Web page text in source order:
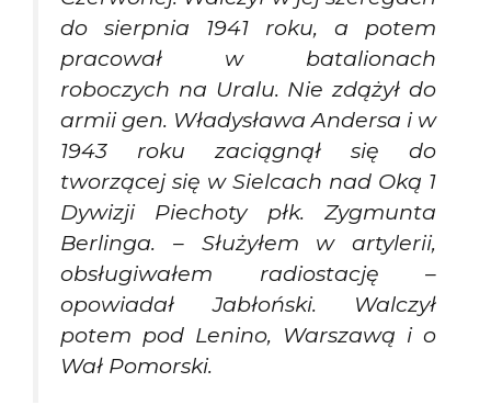
do sierpnia 1941 roku, a potem
pracował w batalionach
roboczych na Uralu. Nie zdążył do
armii gen. Władysława Andersa i w
1943 roku zaciągnął się do
tworzącej się w Sielcach nad Oką 1
Dywizji Piechoty płk. Zygmunta
Berlinga. – Służyłem w artylerii,
obsługiwałem radiostację –
opowiadał Jabłoński. Walczył
potem pod Lenino, Warszawą i o
Wał Pomorski.